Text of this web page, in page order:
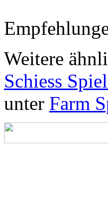
Weitere
Schiess
unter Farm